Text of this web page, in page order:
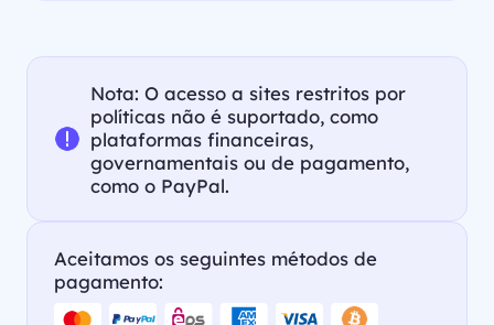
Nota: O acesso a sites restritos por
políticas não é suportado, como
plataformas financeiras,
governamentais ou de pagamento,
como o PayPal.
Aceitamos os seguintes métodos de
pagamento: